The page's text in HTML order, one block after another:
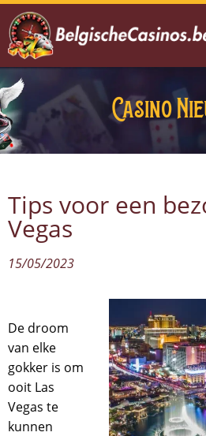
Casino
Tips voor een
Vegas
15/05/2023
De droom
van elke
gokker is om
ooit Las
Vegas te
kunnen